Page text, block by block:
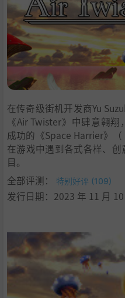
3
支持作者
4 学习版下载
在传奇级街机开发商Yu
《Air Twister》中肆意翱
成功的《Space Harrier》
在游戏中遇到各式各样、
目。
全部评测：
特别好评 (109)
发行日期：2023 年 11 月 10